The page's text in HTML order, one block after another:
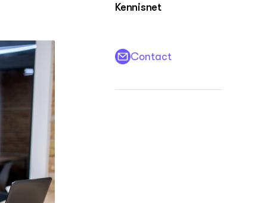
Lectoraten
Practoraten
Leermiddelen
Over ons
Contact
Kennisnet
Contact